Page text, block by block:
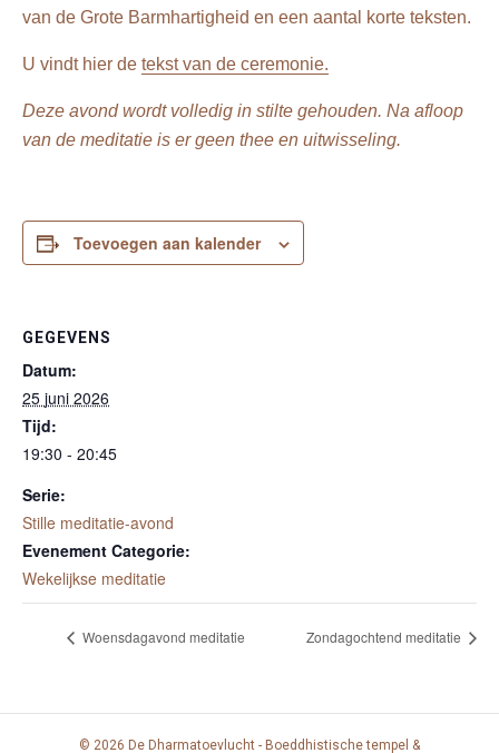
van de Grote Barmhartigheid en een aantal korte teksten.
U vindt hier de tekst van de ceremonie.
Deze avond wordt volledig in stilte gehouden. Na afloop
van de meditatie is er geen thee en uitwisseling.
Toevoegen aan kalender
GEGEVENS
Datum:
25 juni 2026
Tijd:
19:30 - 20:45
Serie:
Stille meditatie-avond
Evenement Categorie:
Wekelijkse meditatie
Woensdagavond meditatie Zondagochtend meditatie
© 2026 De Dharmatoevlucht - Boeddhistische tempel &